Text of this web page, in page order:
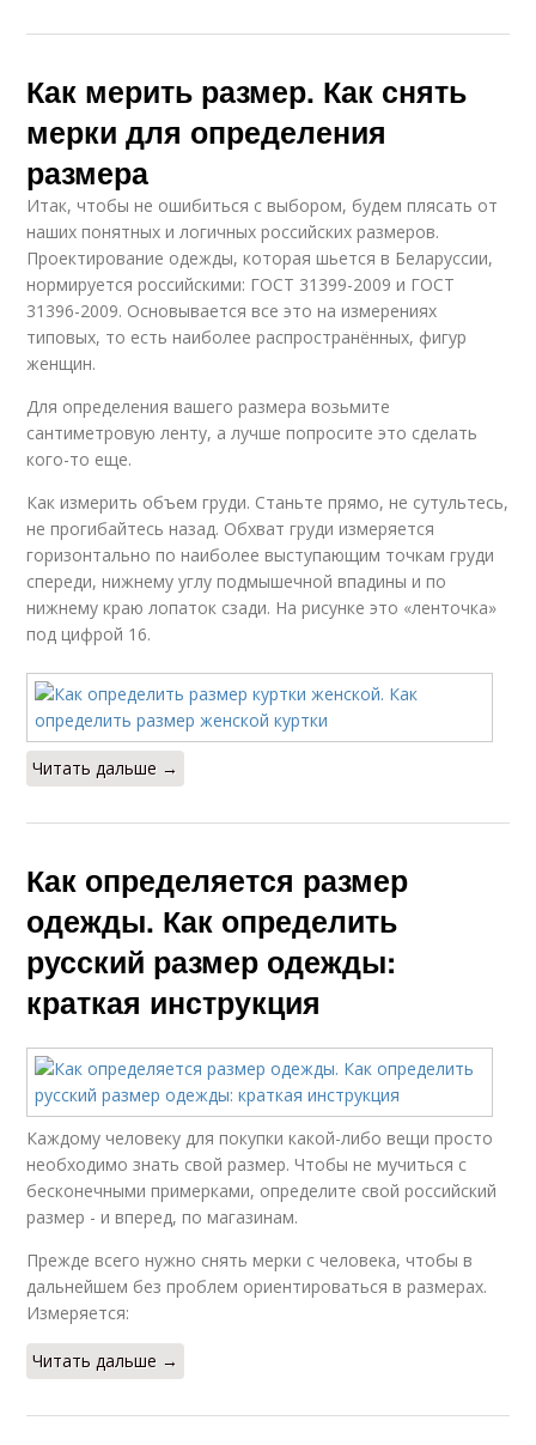
Как мерить размер. Как снять
мерки для определения
размера
Итак, чтобы не ошибиться с выбором, будем плясать от
наших понятных и логичных российских размеров.
Проектирование одежды, которая шьется в Беларуссии,
нормируется российскими: ГОСТ 31399-2009 и ГОСТ
31396-2009. Основывается все это на измерениях
типовых, то есть наиболее распространённых, фигур
женщин.
Для определения вашего размера возьмите
сантиметровую ленту, а лучше попросите это сделать
кого-то еще.
Как измерить объем груди. Станьте прямо, не сутультесь,
не прогибайтесь назад. Обхват груди измеряется
горизонтально по наиболее выступающим точкам груди
спереди, нижнему углу подмышечной впадины и по
нижнему краю лопаток сзади. На рисунке это «ленточка»
под цифрой 16.
Читать дальше →
Как определяется размер
одежды. Как определить
русский размер одежды:
краткая инструкция
Каждому человеку для покупки какой-либо вещи просто
необходимо знать свой размер. Чтобы не мучиться с
бесконечными примерками, определите свой российский
размер - и вперед, по магазинам.
Прежде всего нужно снять мерки с человека, чтобы в
дальнейшем без проблем ориентироваться в размерах.
Измеряется:
Читать дальше →